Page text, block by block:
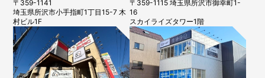
〒359-1141
埼玉県所沢市小手指町1丁目15-7 木
村ビル1F
〒359-1115 埼玉県所沢市御幸町1-
16
スカイライズタワー1階